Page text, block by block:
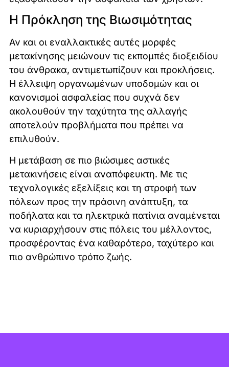
Η Πρόκληση της Βιωσιμότητας
Αν και οι εναλλακτικές αυτές μορφές
μετακίνησης μειώνουν τις εκπομπές διοξειδίου
του άνθρακα, αντιμετωπίζουν και προκλήσεις.
Η έλλειψη οργανωμένων υποδομών και οι
κανονισμοί ασφαλείας που συχνά δεν
ακολουθούν την ταχύτητα της αλλαγής
αποτελούν προβλήματα που πρέπει να
επιλυθούν.
Η μετάβαση σε πιο βιώσιμες αστικές
μετακινήσεις είναι αναπόφευκτη. Με τις
τεχνολογικές εξελίξεις και τη στροφή των
πόλεων προς την πράσινη ανάπτυξη, τα
ποδήλατα και τα ηλεκτρικά πατίνια αναμένεται
να κυριαρχήσουν στις πόλεις του μέλλοντος,
προσφέροντας ένα καθαρότερο, ταχύτερο και
πιο ανθρώπινο τρόπο ζωής.